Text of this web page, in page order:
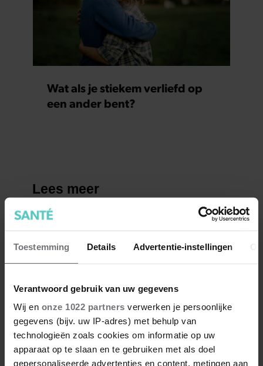
Toestemming Details Advertentie-instellingen
Verantwoord gebruik van uw gegevens
Wij en onze 1022 partners verwerken je persoonlijke
gegevens (bijv. uw IP-adres) met behulp van
technologieën zoals cookies om informatie op uw
apparaat op te slaan en te gebruiken met als doel
gepersonaliseerde advertenties en content, metingen aan
Wat als je stiekem verliefd op
een ander bent?